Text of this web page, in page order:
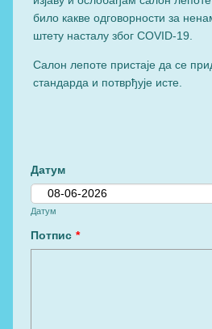
било какве одговорности за
штету насталу због COVID-19.
Салон лепоте пристаје да се
стандарда и потврђује исте.
Датум
Датум
Потпис *